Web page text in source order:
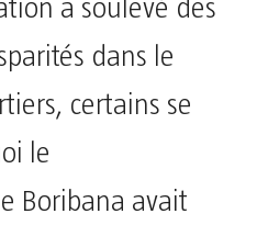
a soulevé des
dans le
certains se
le
Boribana avait